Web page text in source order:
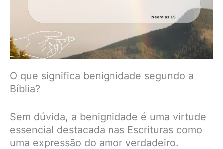
O que significa benignidade segundo a
Bíblia?
Sem dúvida, a benignidade é uma virtude
essencial destacada nas Escrituras como
uma expressão do amor verdadeiro.